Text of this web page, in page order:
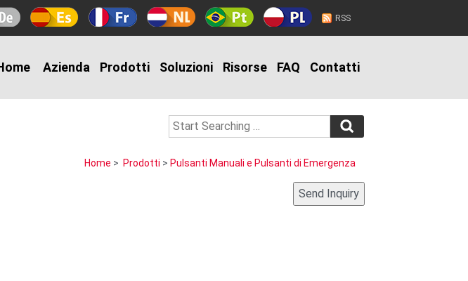
RSS
Azienda Prodotti Soluzioni Risorse FAQ Contatti
Home > Prodotti > Pulsanti Manuali e Pulsanti di Emergenza